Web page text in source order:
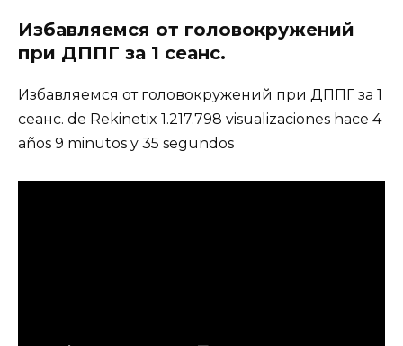
Избавляемся от головокружений
при ДППГ за 1 сеанс.
Избавляемся от головокружений при ДППГ за 1
сеанс. de Rekinetix 1.217.798 visualizaciones hace 4
años 9 minutos y 35 segundos